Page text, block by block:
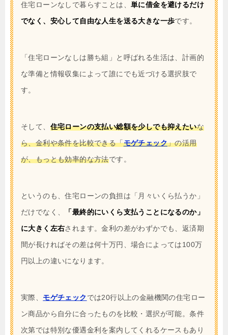
住宅ローンなしで暮らすことは、 単に借金を避けるだけ
でなく、安心して自由な人生を送る大きな一歩です。
「住宅ローンなしは勝ち組」と呼ばれる生活は、計画的
な準備と情報収集によって誰にでも近づける選択肢で
す。
そして、 住宅ローンの支払い総額を少しでも抑えたいな
ら、金利や条件を比較できる「モゲチェック」の活用
が、もっとも効率的な方法です。
というのも、住宅ローンの負担は「月々いくら払うか」
だけでなく、
「最終的にいくら支払うことになるのか」
に大きく左右されます。金利の差がわずかでも、返済期
間が長ければその差は何十万円、場合によっては100万
円以上の違いになります。
実際、 モゲチェック では20行以上の金融機関の住宅ロー
ン商品から自分に合ったものを比較・選択が可能。条件
次第では特別な優遇金利を案内してくれるケースもあり